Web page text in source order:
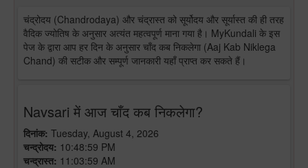
चंद्रोदय (Chandrodaya) और चंद्रास्त को सूर्योदय और सूर्यास्त की ही तरह
वैदिक ज्योतिष के अनुसार अत्यंत महत्वपूर्ण माना गया है। MyKundali के इस
पेज के द्वारा आप हर दिन के अनुसार चाँद कब निकलेगा (Aaj Kab Niklega
Chand) की सटीक और सम्पूर्ण जानकारी यहाँ प्राप्त कर सकते हैं।
Navsari में आज चाँद कब निकलेगा?
दिनांक: Tuesday, August 4, 2026
चन्द्रोदय: 10:48:59 PM
चन्द्रास्त: 11:03:59 AM